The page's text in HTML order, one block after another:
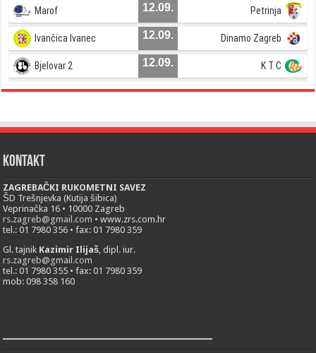
Marof 12.09. Petrinja
Ivančica Ivanec 12.09. Dinamo Zagreb
Bjelovar 2 12.09. K T C
Kontakt
ZAGREBAČKI RUKOMETNI SAVEZ
ŠD Trešnjevka (Kutija šibica)
Veprinačka 16 • 10000 Zagreb
rs.zagreb@gmail.com • www.zrs.com.hr
tel.: 01 7980 356 • fax: 01 7980 359
Gl. tajnik Kazimir Ilijaš , dipl. iur.
rs.zagreb@gmail.com
tel.: 01 7980 355 • fax: 01 7980 359
mob: 098 358 160
___________________________